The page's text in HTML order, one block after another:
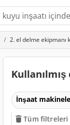
2. el delme ekipmanı
İnşaat
Tüm filtreleri